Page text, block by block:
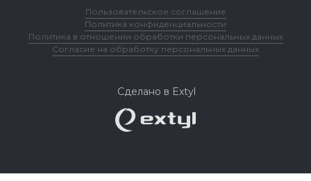
Пользовательское соглашение
Политика конфиденциальности
Политика в отношении обработки персональных данных
Согласие на обработку персональных данных
Сделано в Extyl